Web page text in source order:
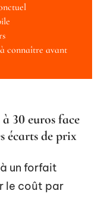
connaître avant
30 euros face
écarts de prix
un forfait
le coût par